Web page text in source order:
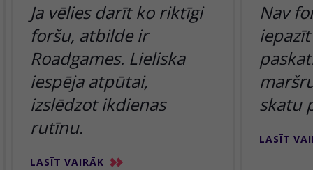
Ja vēlies darīt ko riktīgi
foršu, atbilde ir
Roadgames. Lieliska
iespēja atpūtai,
izslēdzot ikdienas
rutīnu.
LASĪT VAIRĀK
Nav
skatu
LASĪT